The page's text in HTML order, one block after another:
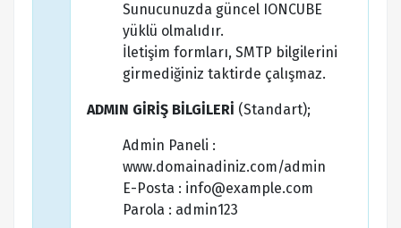
Sunucunuzda güncel IONCUBE
yüklü olmalıdır.
İletişim formları, SMTP bilgilerini
girmediğiniz taktirde çalışmaz.
ADMIN GİRİŞ BİLGİLERİ (Standart);
Admin Paneli :
www.domainadiniz.com/admin
E-Posta : info@example.com
Parola : admin123